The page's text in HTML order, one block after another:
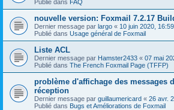
Publié dans FAQ
nouvelle version: Foxmail 7.2.17
Dernier message par largo « 10 juin 2020, 16:59
Publié dans Usage général de Foxmail
Liste ACL
Dernier message par Hamster2433 « 07 mai
Publié dans The French Foxmail Page (TFFP)
problème d'affichage des messages
réception
Dernier message par guillaumericard « 26 avr.
Publié dans Bugs et Améliorations de Foxmail